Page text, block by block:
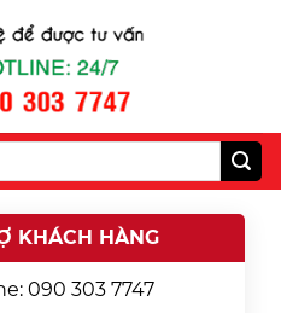
KHÁCH HÀNG
090 303 7747